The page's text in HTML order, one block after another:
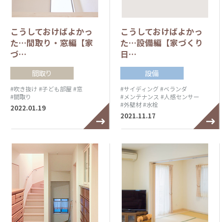
こうしておけばよかっ
た…間取り・窓編【家
づ…
間取り
#吹き抜け #子ども部屋 #窓
#間取り
2022.01.19
こうしておけばよかっ
た…設備編【家づくり
日…
設備
#サイディング #ベランダ
#メンテナンス #人感センサー
#外壁材#水栓
2021.11.17